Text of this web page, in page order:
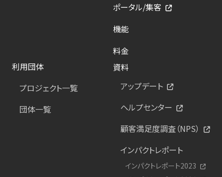
ポータル/集客
機能
料金
利用団体
プロジェクト一覧
団体一覧
資料
アップデート
ヘルプセンター
顧客満足度調査（NPS）
インパクトレポート
インパクトレポート2023